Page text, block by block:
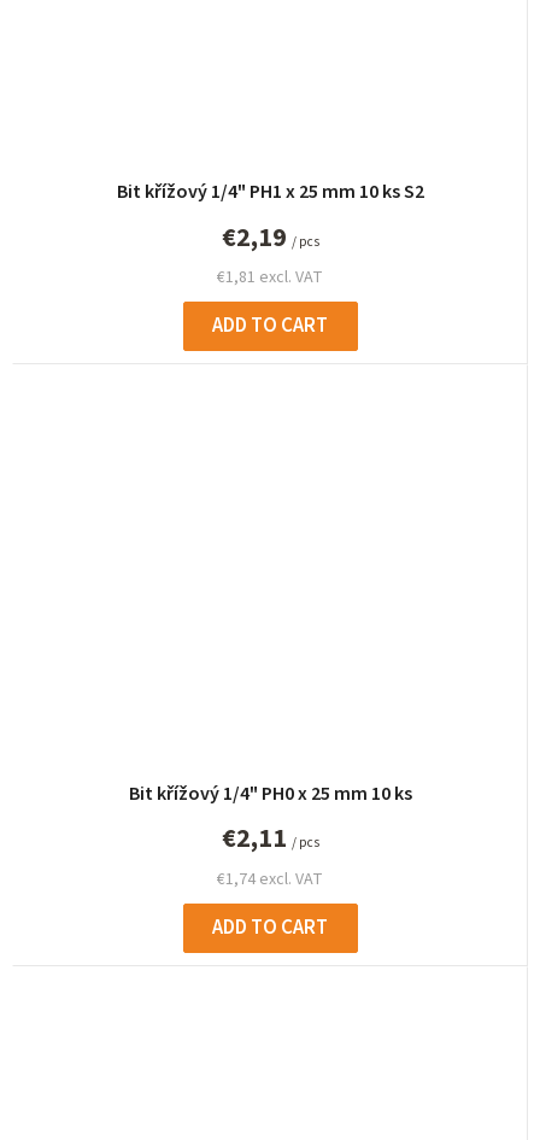
Bit křížový 1/4" PH1 x 25 mm 10 ks S2
€1,81 excl. VAT
€2,19 / pcs
ADD TO CART
Bit křížový 1/4" PH0 x 25 mm 10 ks
€1,74 excl. VAT
€2,11 / pcs
ADD TO CART